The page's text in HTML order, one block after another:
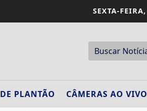
SEXTA-FEIRA,
PLANTÃO CÂMERAS AO VIVO